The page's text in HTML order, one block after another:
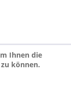
Ihnen die
können.